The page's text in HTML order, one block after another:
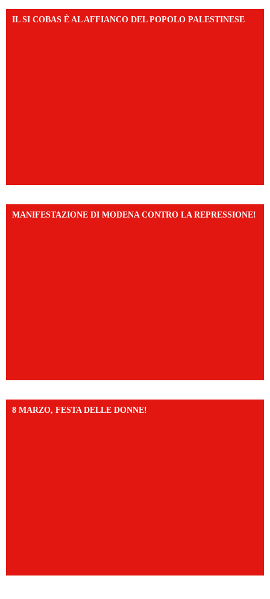
IL SI COBAS È AL AFFIANCO DEL POPOLO PALESTINESE
MANIFESTAZIONE DI MODENA CONTRO LA REPRESSIONE!
8 MARZO, FESTA DELLE DONNE!